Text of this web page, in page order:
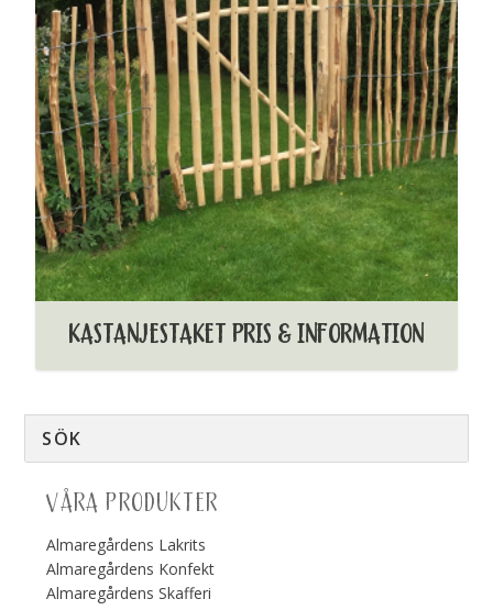
KASTANJESTAKET PRIS & INFORMATION
VÅRA PRODUKTER
Almaregårdens Lakrits
Almaregårdens Konfekt
Almaregårdens Skafferi